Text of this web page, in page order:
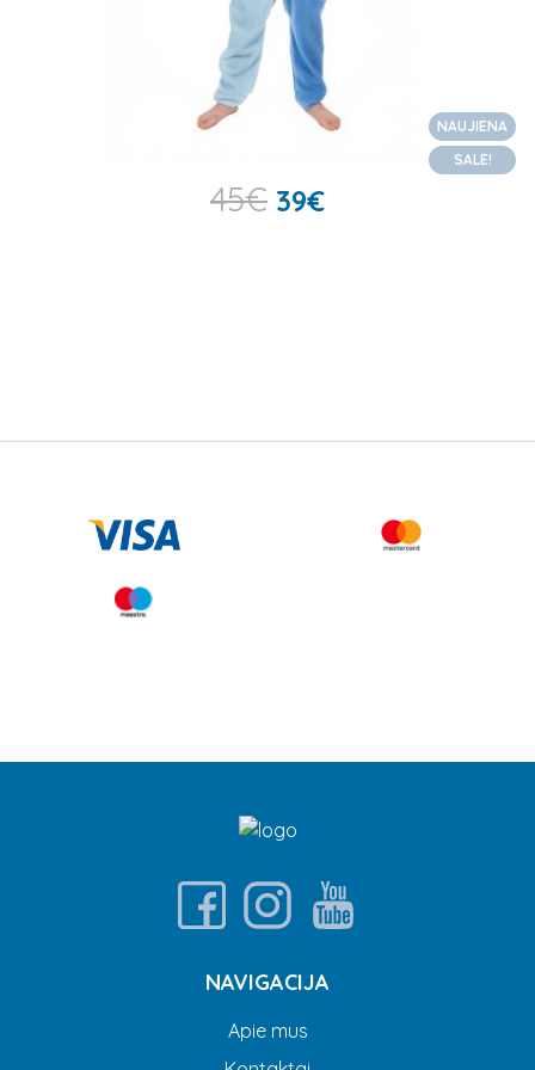
NAUJIENA
SALE!
45€ 39€
NAVIGACIJA
Apie mus